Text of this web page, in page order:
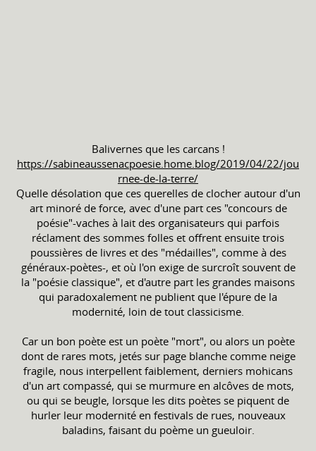
Balivernes que les carcans !
https://sabineaussenacpoesie.home.blog/2019/04/22/jou
rnee-de-la-terre/
Quelle désolation que ces querelles de clocher autour d'un
art minoré de force, avec d'une part ces "concours de
poésie"-vaches à lait des organisateurs qui parfois
réclament des sommes folles et offrent ensuite trois
poussières de livres et des "médailles", comme à des
généraux-poètes-, et où l'on exige de surcroît souvent de
la "poésie classique", et d'autre part les grandes maisons
qui paradoxalement ne publient que l'épure de la
modernité, loin de tout classicisme.
Car un bon poète est un poète "mort", ou alors un poète
dont de rares mots, jetés sur page blanche comme neige
fragile, nous interpellent faiblement, derniers mohicans
d'un art compassé, qui se murmure en alcôves de mots,
ou qui se beugle, lorsque les dits poètes se piquent de
hurler leur modernité en festivals de rues, nouveaux
baladins, faisant du poème un gueuloir.